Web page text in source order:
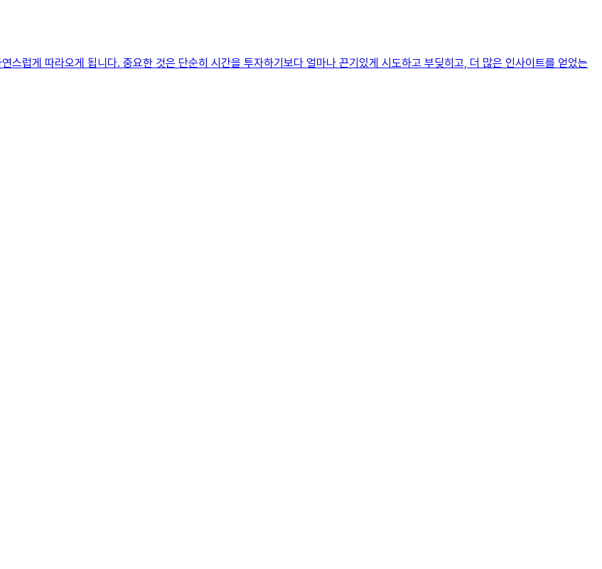
스럽게 따라오게 됩니다. 중요한 것은 단순히 시간을 투자하기보다 얼마나 끈기있게 시도하고 부딪히고, 더 많은 인사이트를 얻었는